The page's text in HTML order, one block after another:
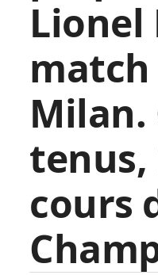
Lionel
Milan.
tenus,
cours